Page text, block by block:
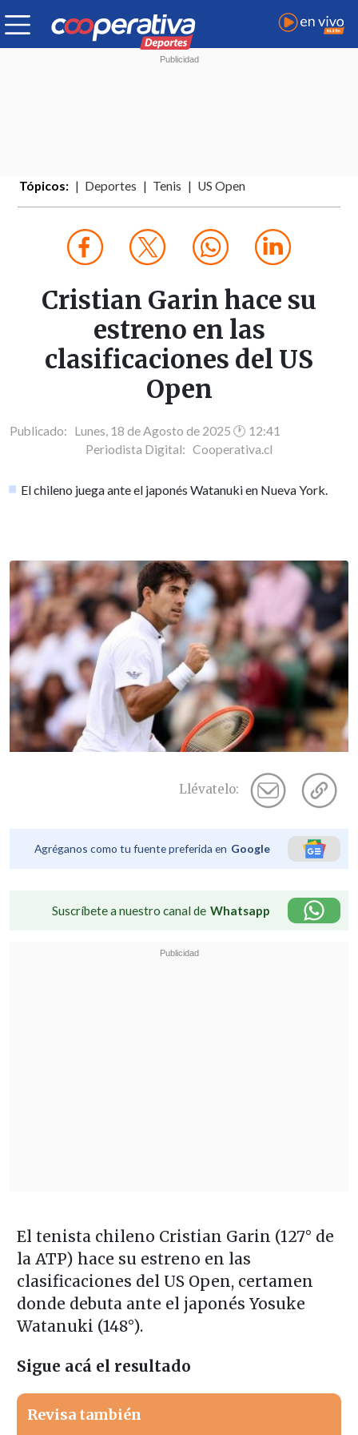
Tópicos: Deportes Tenis US Open
Cristian Garin hace su
estreno en las
clasificaciones del US
Open
Publicado: Lunes, 18 de Agosto de 2025 🕐 12:41
Periodista Digital: Cooperativa.cl
El chileno juega ante el japonés Watanuki en Nueva York.
Llévatelo:
Agréganos como tu fuente preferida en Google
Suscríbete a nuestro canal de Whatsapp
El tenista chileno Cristian Garin (127° de
la ATP) hace su estreno en las
clasificaciones del US Open, certamen
donde debuta ante el japonés Yosuke
Watanuki (148°).
Sigue acá el resultado
Revisa también